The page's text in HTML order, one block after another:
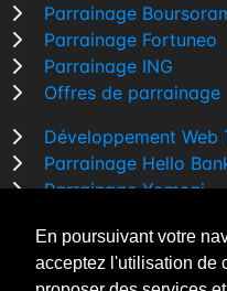
En poursuivant votre
acceptez l'utilisation de
Parrainage
Parrainage Fortuneo
Parrainage ING
Offres de parrainage
Développement Web
Parrainage Hello
Parrainage Yomoni
Comparatif banque